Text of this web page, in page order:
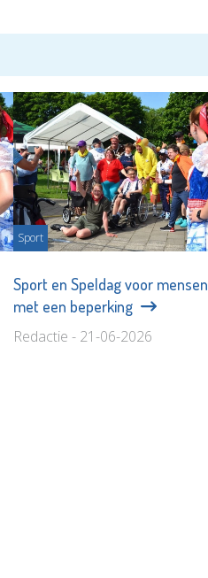
Sport
Sport en Speldag voor mensen
met een beperking
Redactie - 21-06-2026